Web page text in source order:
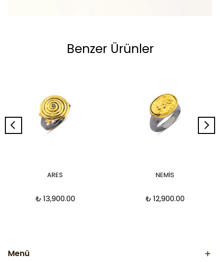
Benzer Ürünler
ARES
₺ 13,900.00
NEMİS
₺ 12,900.00
Menü